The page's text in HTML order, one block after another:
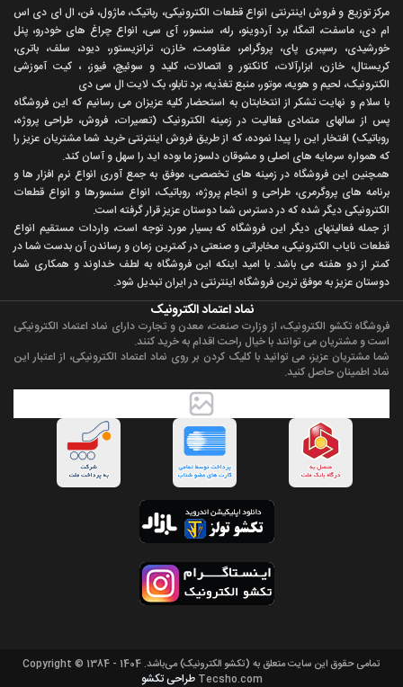
مرکز توزیع و فروش اینترنتی انواع قطعات الکترونیکی، رباتیک، ماژول، فن، ال ای دی اس
ام دی، ماسفت، اتمگا، برد آردوینو، رله، سنسور، آی سی، انواع چراغ های خودرو، پنل
خورشیدی، رسپبری پای، پروگرامر، مقاومت، خازن، ترانزیستور، دیود، سلف، باتری،
کریستال، خازن، ابزارآلات، کانکتور و اتصالات، کلید و سوئیچ، فیوز، ، کیت آموزشی
الکترونیک، لحیم و هویه، موتور، منبع تغذیه، برد تابلو، بک لایت ال سی دی
با سلام و نهايت تشکر از انتخابتان به استحضار کليه عزيزان می رسانيم که اين فروشگاه
پس از سالهای متمادی فعاليت در زمينه الکترونيک (تعميرات، فروش، طراحی پروژه،
روباتيک) افتخار اين را پيدا نموده، که از طريق فروش اينترنتی خريد شما مشتريان عزيز را
که همواره سرمايه های اصلی و مشوقان دلسوز ما بوده ايد را سهل و آسان کند.
همچنين اين فروشگاه در زمينه های تخصصی، موفق به جمع آوری انواع نرم افزار ها و
برنامه های پروگرمری، طراحی و انجام پروژه، روباتيک، انواع سنسورها و انواع قطعات
الکترونيکی ديگر شده که در دسترس شما دوستان عزيز قرار گرفته است.
از جمله فعاليتهای ديگر اين فروشگاه که بسيار مورد توجه است، واردات مستقیم انواع
قطعات ناياب الکترونيکی، مخابراتی و صنعتی در کمترين زمان و رساندن آن بدست شما در
کمتر از دو هفته می باشد. با اميد اينکه اين فروشگاه به لطف خداوند و همکاری شما
دوستان عزيز به موفق ترين فروشگاه اینترنتی در ایران تبديل شود.
نماد اعتماد الکترونیک
فروشگاه تکشو الکترونیک، از وزارت صنعت، معدن و تجارت دارای نماد اعتماد الکترونیکی
است و مشتریان می توانند با خیال راحت اقدام به خرید کنند.
شما مشتریان عزیز، می توانید با کلیک کردن بر روی نماد اعتماد الکترونیکی، از اعتبار این
نماد اطمینان حاصل کنید.
تمامی حقوق اين سايت متعلق به (تکشو الکترونیک) می‌باشد. Copyright © 1384 - 1404
Tecsho.com طراحی تکشو